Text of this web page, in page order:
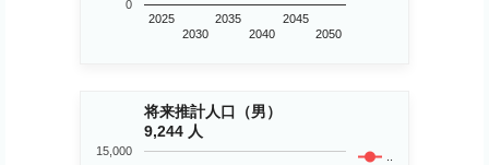
2025
2030
2035
2040
2045
2050
0
将来推計人口（男）
9,244 人
..
15,000